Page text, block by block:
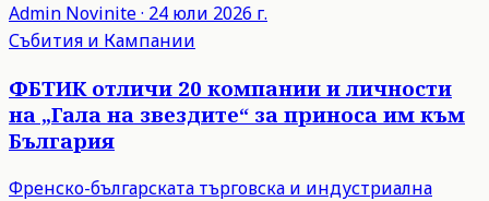
Admin Novinite· 24 юли 2026 г.
Събития и Кампании
ФБТИК отличи 20 компании и личности
на „Гала на звездите“ за приноса им към
България
Френско-българската търговска и индустриална